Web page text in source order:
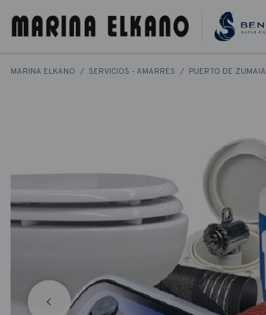
MARINA ELKANO SERVICIOS - AMARRES PUERTO DE ZUMAIA